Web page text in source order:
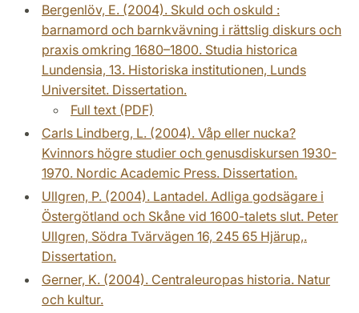
Bergenlöv, E. (2004). Skuld och oskuld :
barnamord och barnkvävning i rättslig diskurs och
praxis omkring 1680–1800. Studia historica
Lundensia, 13. Historiska institutionen, Lunds
Universitet. Dissertation.
Full text (PDF)
Carls Lindberg, L. (2004). Våp eller nucka?
Kvinnors högre studier och genusdiskursen 1930-
1970. Nordic Academic Press. Dissertation.
Ullgren, P. (2004). Lantadel. Adliga godsägare i
Östergötland och Skåne vid 1600-talets slut. Peter
Ullgren, Södra Tvärvägen 16, 245 65 Hjärup,.
Dissertation.
Gerner, K. (2004). Centraleuropas historia. Natur
och kultur.